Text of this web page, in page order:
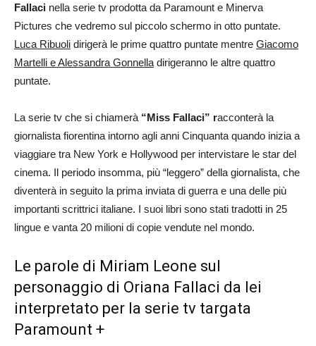
Fallaci nella serie tv prodotta da Paramount e Minerva
Pictures che vedremo sul piccolo schermo in otto puntate.
Luca Ribuoli dirigerà le prime quattro puntate mentre Giacomo
Martelli e Alessandra Gonnella dirigeranno le altre quattro
puntate.
La serie tv che si chiamerà “Miss Fallaci” racconterà la
giornalista fiorentina intorno agli anni Cinquanta quando inizia a
viaggiare tra New York e Hollywood per intervistare le star del
cinema. Il periodo insomma, più “leggero” della giornalista, che
diventerà in seguito la prima inviata di guerra e una delle più
importanti scrittrici italiane. I suoi libri sono stati tradotti in 25
lingue e vanta 20 milioni di copie vendute nel mondo.
Le parole di Miriam Leone sul
personaggio di Oriana Fallaci da lei
interpretato per la serie tv targata
Paramount +